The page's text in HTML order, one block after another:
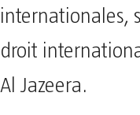
internationales,
droit
Al Jazeera.